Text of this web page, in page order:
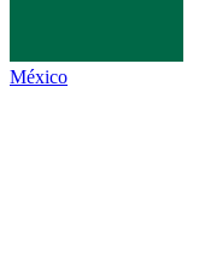
México